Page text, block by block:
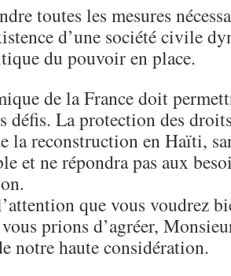
toutes les mesures
d’une société civile
du pouvoir en place.
de la France doit
défis. La protection des
la reconstruction en Haïti,
et ne répondra pas aux
que vous voudrez
prions d’agréer,
notre haute considération.